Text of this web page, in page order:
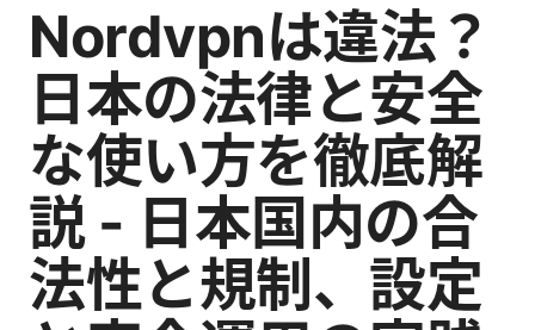
Nordvpnは違法？
日本の法律と安全
な使い方を徹底解
説 - 日本国内の合
法性と規制、設定